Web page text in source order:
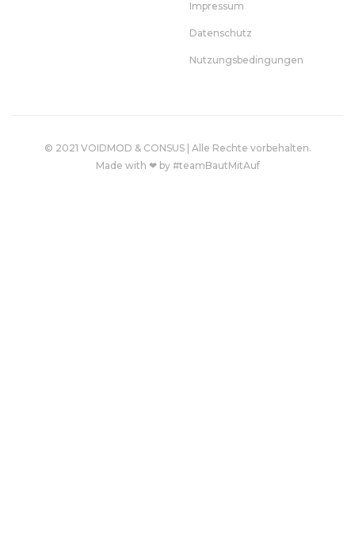
Impressum
Datenschutz
Nutzungsbedingungen
© 2021 VOIDMOD & CONSUS | Alle Rechte vorbehalten.
Made with ❤ by #teamBautMitAuf